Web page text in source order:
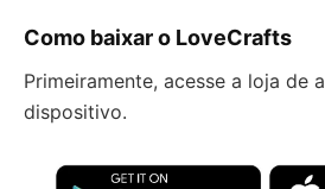
Como baixar o LoveCrafts
Primeiramente, acesse a loja de
dispositivo.